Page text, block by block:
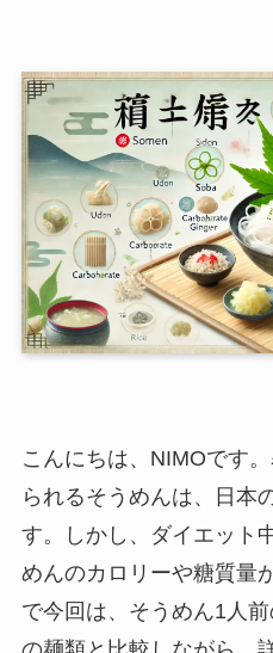
こんにちは、NIMOです
られるそうめんは、日本
す。しかし、ダイエット
めんのカロリーや糖質量
で今回は、そうめん1人